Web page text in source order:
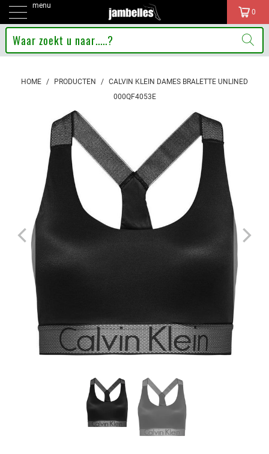
menu
0
HOME / PRODUCTEN / CALVIN KLEIN DAMES BRALETTE UNLINED
000QF4053E